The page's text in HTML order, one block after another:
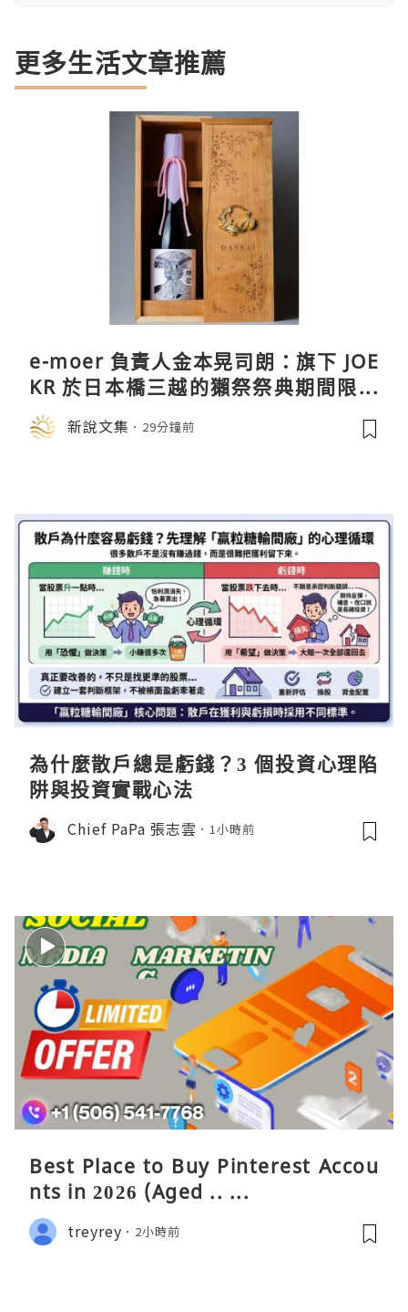
更多生活文章推薦
e-moer 負責人金本晃司朗：旗下 JOE
KR 於日本橋三越的獺祭祭典期間限定
店中，與日伸貴金属的東京銀器工匠一
同參展新說文集 29分鐘前
為什麼散戶總是虧錢？3 個投資心理陷
阱與投資實戰心法
Chief PaPa 張志雲 1小時前
Best Place to Buy Pinterest Accou
nts in 2026 (Aged .. ...
treyrey 2小時前